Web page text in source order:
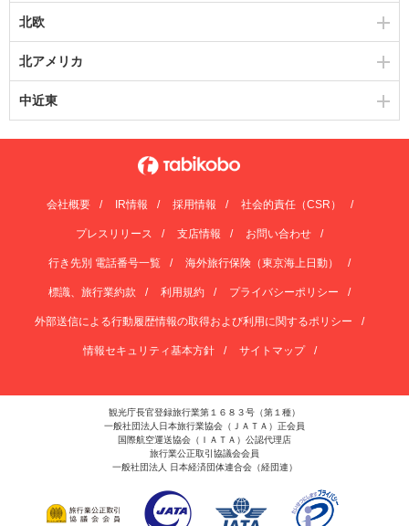
北欧
北アメリカ
中近東
会社概要 IR情報 採用情報 社会的責任（CSR）
プレスリリース 支店情報 お問い合わせ
行き先別 電話番号一覧 海外旅行保険（東京海上日動）
標識、旅行業約款 利用規約 プライバシーポリシー
外部送信による行動履歴情報の取得および利用に関するポリシー
情報セキュリティ基本方針 サイトマップ
観光庁長官登録旅行業第１６８３号（第１種）
一般社団法人日本旅行業協会（ＪＡＴＡ）正会員
国際航空運送協会（ＩＡＴＡ）公認代理店
旅行業公正取引協議会会員
一般社団法人 日本経済団体連合会（経団連）